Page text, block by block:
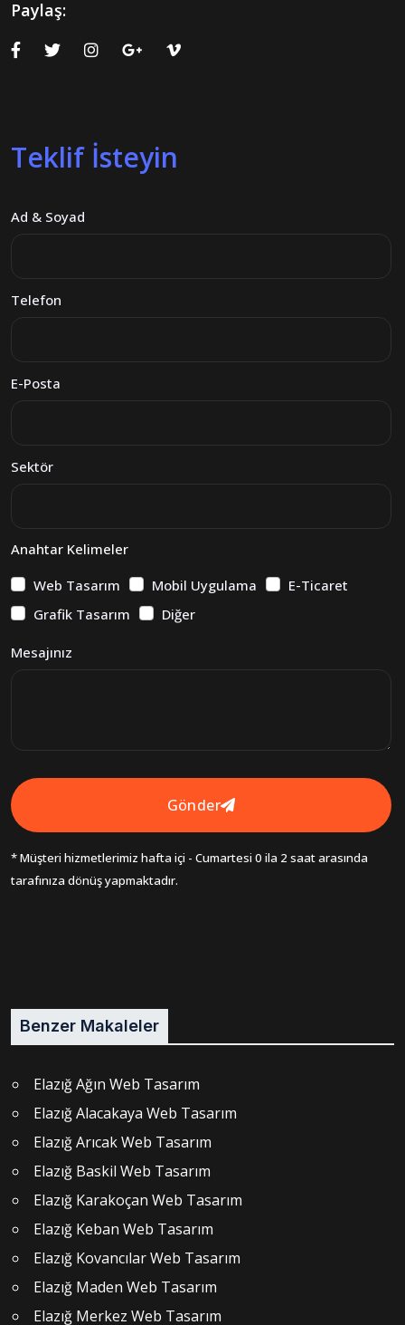
Paylaş:
Teklif İsteyin
Ad & Soyad
Telefon
E-Posta
Sektör
Anahtar Kelimeler
Web Tasarım
Mobil Uygulama
E-Ticaret
Grafik Tasarım
Diğer
Mesajınız
Gönder
* Müşteri hizmetlerimiz hafta içi - Cumartesi 0 ila 2 saat arasında
tarafınıza dönüş yapmaktadır.
Benzer Makaleler
Elazığ Ağın Web Tasarım
Elazığ Alacakaya Web Tasarım
Elazığ Arıcak Web Tasarım
Elazığ Baskil Web Tasarım
Elazığ Karakoçan Web Tasarım
Elazığ Keban Web Tasarım
Elazığ Kovancılar Web Tasarım
Elazığ Maden Web Tasarım
Elazığ Merkez Web Tasarım